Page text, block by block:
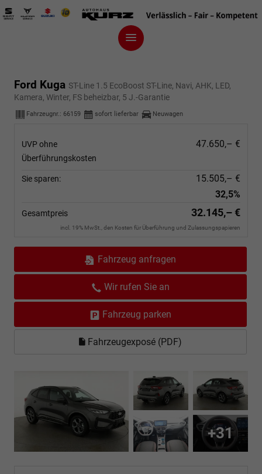
Ford Kuga ST-Line 1.5 EcoBoost ST-Line, Navi, AHK, LED,
Kamera, Winter, FS beheizbar, 5 J.-Garantie
Fahrzeugnr.: 66159 sofort lieferbar Neuwagen
UVP ohne
Überführungskosten
47.650,– €
Sie sparen:
15.505,– €
32,5%
Gesamtpreis 32.145,– €
incl. 19% MwSt., den Kosten für Überführung und Zulassungspapieren
Fahrzeug anfragen
Wir rufen Sie an
Fahrzeug parken
Fahrzeugexposé (PDF)
+31